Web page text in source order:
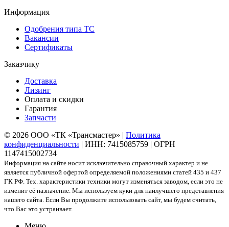
Информация
Одобрения типа ТС
Вакансии
Сертификаты
Заказчику
Доставка
Лизинг
Оплата и скидки
Гарантия
Запчасти
© 2026 ООО «ТК «Трансмастер» | Политика
конфиденциальности | ИНН: 7415085759 | ОГРН
1147415002734
Информация на сайте носит исключительно справочный характер и не
является публичной офертой определяемой положениями статей 435 и 437
ГК РФ. Тех. характеристики техники могут изменяться заводом, если это не
изменит её назначение. Мы используем куки для наилучшего представления
нашего сайта. Если Вы продолжите использовать сайт, мы будем считать,
что Вас это устраивает.